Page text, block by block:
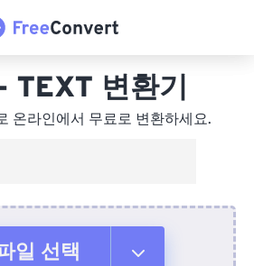
TEXT 변환기
온라인에서 무료로 변환하세요.
일 선택